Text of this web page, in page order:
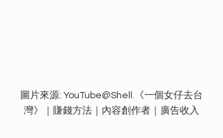
圖片來源: YouTube@Shell.《一個女仔去台
灣》｜賺錢方法｜內容創作者｜廣告收入